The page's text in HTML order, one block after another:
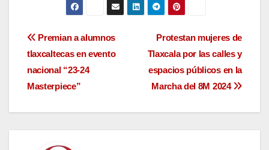
Navegación
de
entradas
Protestan mujeres de
Tlaxcala por las calles y
espacios públicos en la
Marcha del 8M 2024
Premian a alumnos
tlaxcaltecas en evento
nacional “23-24
Masterpiece”